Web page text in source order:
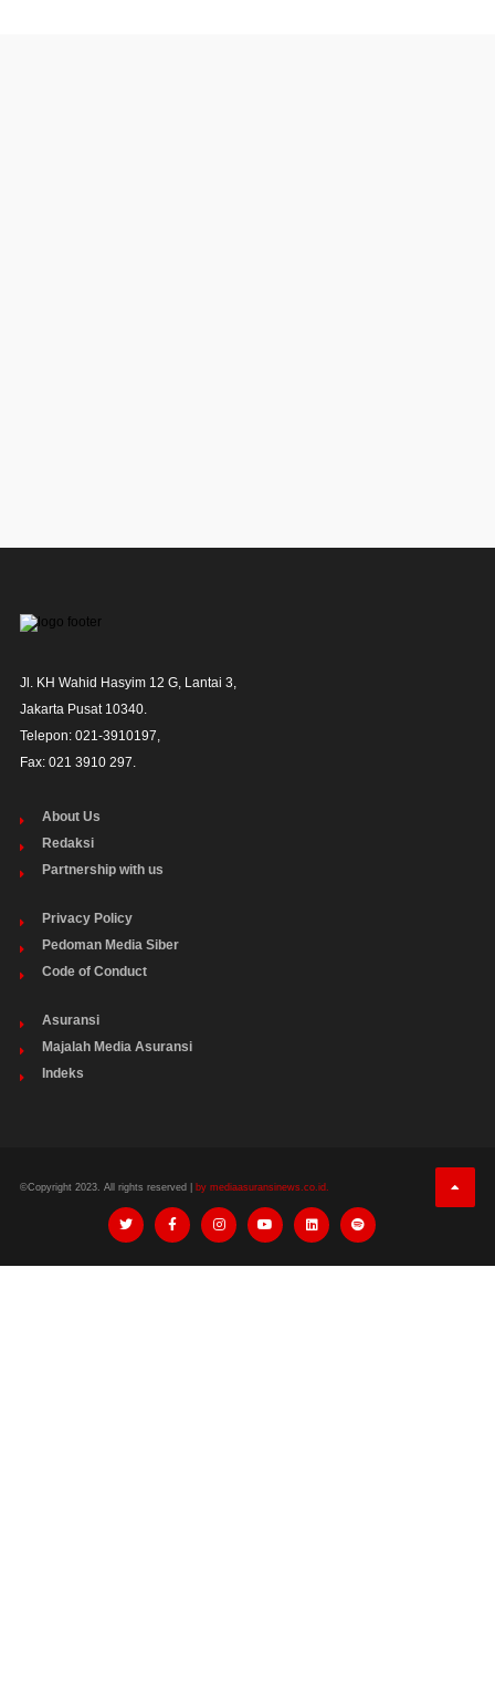
Jl. KH Wahid Hasyim 12 G, Lantai 3,
Jakarta Pusat 10340.
Telepon: 021-3910197,
Fax: 021 3910 297.
About Us
Redaksi
Partnership with us
Privacy Policy
Pedoman Media Siber
Code of Conduct
Asuransi
Majalah Media Asuransi
Indeks
©Copyright 2023. All rights reserved | by mediaasuransinews.co.id.